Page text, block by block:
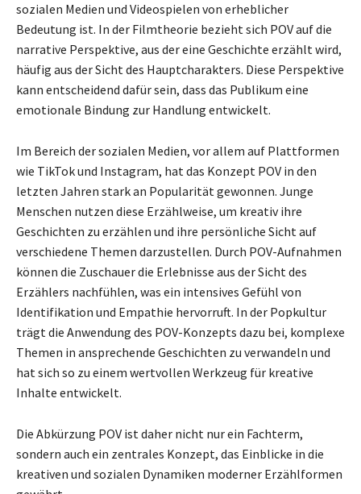
sozialen Medien und Videospielen von erheblicher
Bedeutung ist. In der Filmtheorie bezieht sich POV auf die
narrative Perspektive, aus der eine Geschichte erzählt wird,
häufig aus der Sicht des Hauptcharakters. Diese Perspektive
kann entscheidend dafür sein, dass das Publikum eine
emotionale Bindung zur Handlung entwickelt.
Im Bereich der sozialen Medien, vor allem auf Plattformen
wie TikTok und Instagram, hat das Konzept POV in den
letzten Jahren stark an Popularität gewonnen. Junge
Menschen nutzen diese Erzählweise, um kreativ ihre
Geschichten zu erzählen und ihre persönliche Sicht auf
verschiedene Themen darzustellen. Durch POV-Aufnahmen
können die Zuschauer die Erlebnisse aus der Sicht des
Erzählers nachfühlen, was ein intensives Gefühl von
Identifikation und Empathie hervorruft. In der Popkultur
trägt die Anwendung des POV-Konzepts dazu bei, komplexe
Themen in ansprechende Geschichten zu verwandeln und
hat sich so zu einem wertvollen Werkzeug für kreative
Inhalte entwickelt.
Die Abkürzung POV ist daher nicht nur ein Fachterm,
sondern auch ein zentrales Konzept, das Einblicke in die
kreativen und sozialen Dynamiken moderner Erzählformen